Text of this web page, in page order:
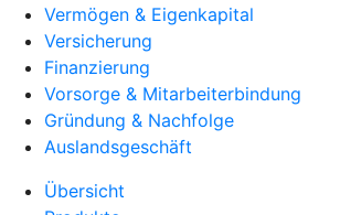
Vermögen & Eigenkapital
Versicherung
Finanzierung
Vorsorge & Mitarbeiterbindung
Gründung & Nachfolge
Auslandsgeschäft
Übersicht